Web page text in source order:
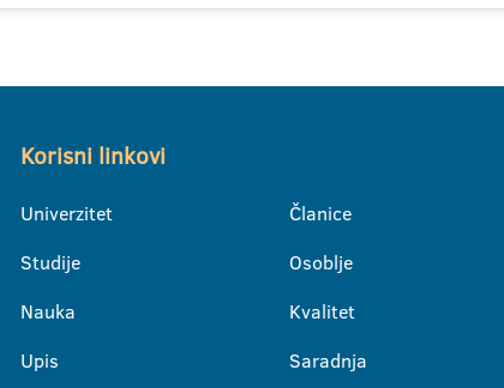
Korisni linkovi
Univerzitet
Studije
Nauka
Upis
Članice
Osoblje
Kvalitet
Saradnja